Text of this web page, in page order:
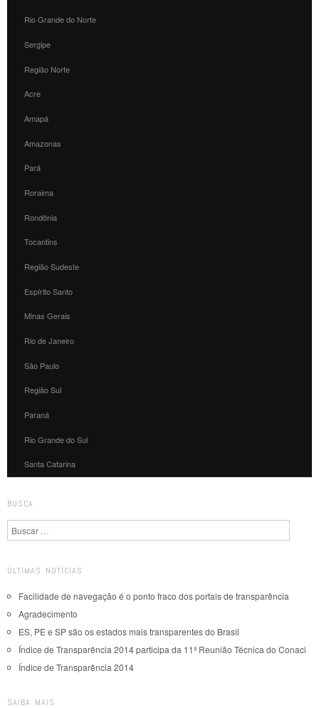
Rio Grande do Norte
Sergipe
Região Norte
Acre
Amapá
Amazonas
Pará
Roraima
Rondônia
Tocantins
Região Sudeste
Espírito Santo
Minas Gerais
Rio de Janeiro
São Paulo
Região Sul
Paraná
Rio Grande do Sul
Santa Catarina
BUSCA
Pesquisa
ÚLTIMAS NOTÍCIAS
Facilidade de navegação é o ponto fraco dos portais de transparência
Agradecimento
ES, PE e SP são os estados mais transparentes do Brasil
Índice de Transparência 2014 participa da 11ª Reunião Técnica do Conaci
Índice de Transparência 2014
SAIBA MAIS